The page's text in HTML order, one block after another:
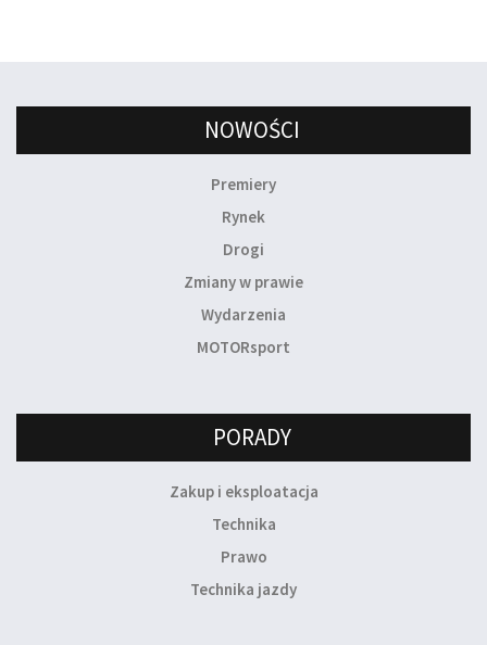
NOWOŚCI
Premiery
Rynek
Drogi
Zmiany w prawie
Wydarzenia
MOTORsport
PORADY
Zakup i eksploatacja
Technika
Prawo
Technika jazdy